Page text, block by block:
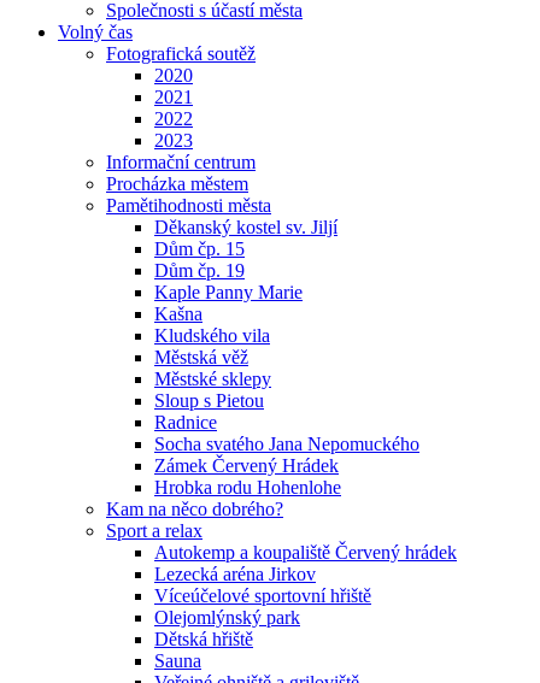
Společnosti s účastí města
Volný čas
Fotografická soutěž
2020
2021
2022
2023
Informační centrum
Procházka městem
Pamětihodnosti města
Děkanský kostel sv. Jiljí
Dům čp. 15
Dům čp. 19
Kaple Panny Marie
Kašna
Kludského vila
Městská věž
Městské sklepy
Sloup s Pietou
Radnice
Socha svatého Jana Nepomuckého
Zámek Červený Hrádek
Hrobka rodu Hohenlohe
Kam na něco dobrého?
Sport a relax
Autokemp a koupaliště Červený hrádek
Lezecká aréna Jirkov
Víceúčelové sportovní hřiště
Olejomlýnský park
Dětská hřiště
Sauna